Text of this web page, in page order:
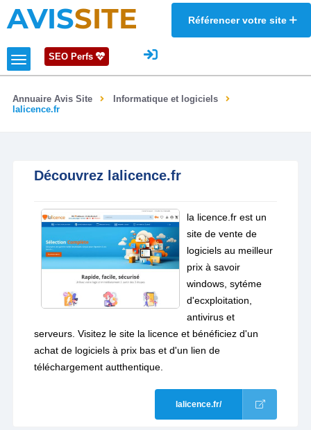
AVISSITE Référencer votre site
SEO Perfs
Annuaire Avis Site
Informatique et logiciels
lalicence.fr
Découvrez lalicence.fr
la licence.fr est un
site de vente de
logiciels au meilleur
prix à savoir
windows, sytéme
d'ecxploitation,
antivirus et
serveurs. Visitez le site la licence et bénéficiez d'un
achat de logiciels à prix bas et d'un lien de
téléchargement autthentique.
lalicence.fr/